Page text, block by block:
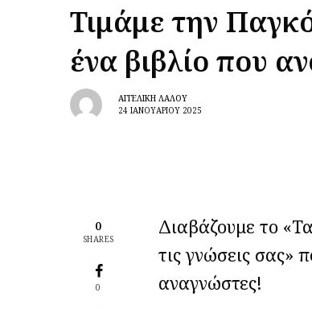
Τιμάμε την
ένα βιβλίο που
ΑΓΓΕΛΙΚΉ ΛΆΛΟΥ
24 ΙΑΝΟΥΑΡΊΟΥ 2025
0
SHARES
0
Διαβάζουμε το
τις γνώσεις σας»
αναγνώστες!